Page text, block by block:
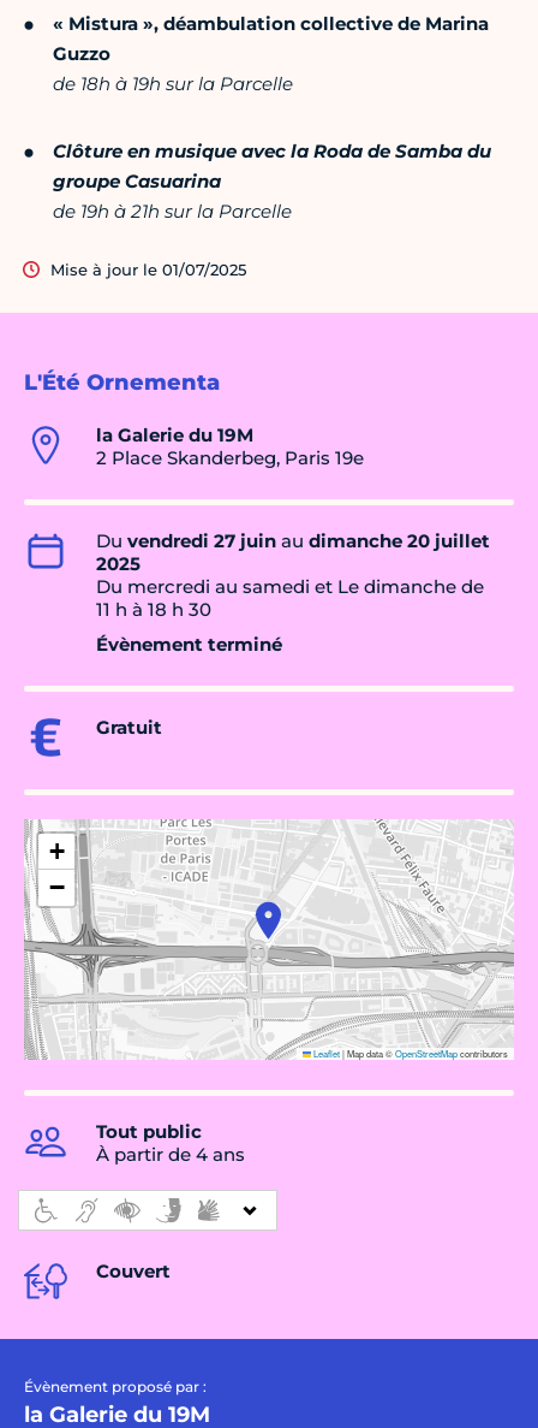
L'Été Ornementa
la Galerie du 19M
2 Place Skanderbeg, Paris 19e
Du vendredi 27 juin au dimanche 20 juillet
2025
Du mercredi au samedi et Le dimanche de
11 h à 18 h 30
Évènement terminé
Gratuit
+
−
Leaflet|Map data ©OpenStreetMapcontributors
Tout public
À partir de 4 ans
Couvert
Évènement proposé par :
la Galerie du 19M
« Mistura », déambulation collective de Marina
Guzzo
de 18h à 19h sur la Parcelle
Clôture en musique avec la Roda de Samba du
groupe Casuarina
de 19h à 21h sur la Parcelle
Mise à jour le 01/07/2025